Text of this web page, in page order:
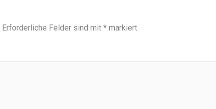
Erforderliche Felder sind mit *markiert